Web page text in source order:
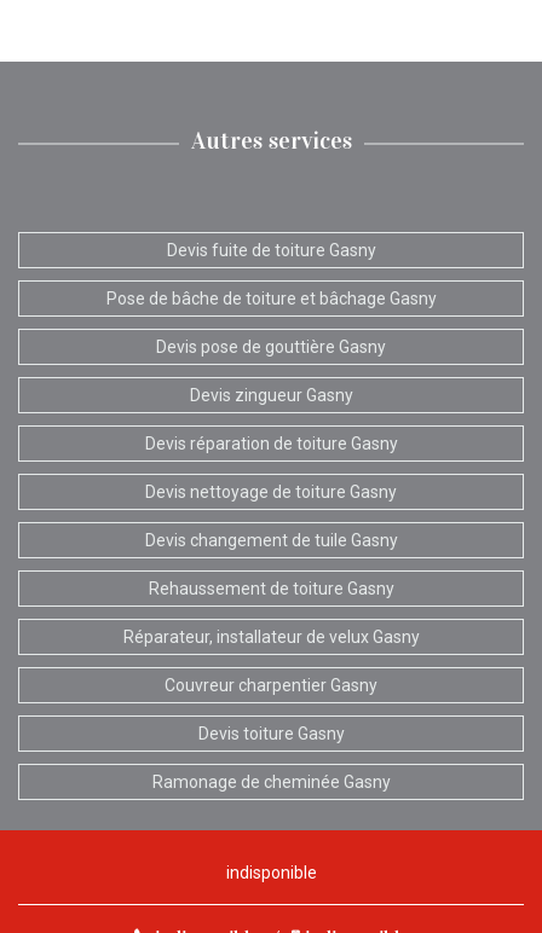
Autres services
Devis fuite de toiture Gasny
Pose de bâche de toiture et bâchage Gasny
Devis pose de gouttière Gasny
Devis zingueur Gasny
Devis réparation de toiture Gasny
Devis nettoyage de toiture Gasny
Devis changement de tuile Gasny
Rehaussement de toiture Gasny
Réparateur, installateur de velux Gasny
Couvreur charpentier Gasny
Devis toiture Gasny
Ramonage de cheminée Gasny
indisponible